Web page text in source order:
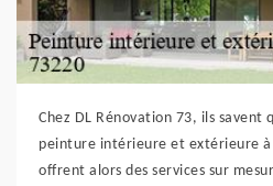
Chez DL Rénovation 73, ils savent
peinture intérieure et extérieure à
offrent alors des services sur